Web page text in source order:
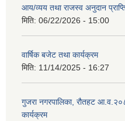
आय/व्यय तथा राजस्व अनुदान
मिति: 06/22/2026 - 15:00
वार्षिक बजेट तथा कार्यक्रम
मिति: 11/14/2025 - 16:27
गुजरा नगरपालिका, रौतहट
कार्यक्रम